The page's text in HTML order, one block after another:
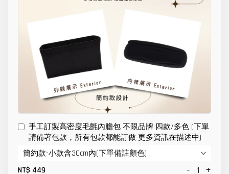
手工訂製高密度毛氈內膽包 不限品牌 四款/多色 (下單
請備著包款，所有包款都能訂做 更多資訊在描述中)
NT$ 449
- +